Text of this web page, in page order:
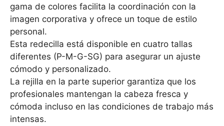
gama de colores facilita la coordinación con la
imagen corporativa y ofrece un toque de estilo
personal.
Esta redecilla está disponible en cuatro tallas
diferentes (P-M-G-SG) para asegurar un ajuste
cómodo y personalizado.
La rejilla en la parte superior garantiza que los
profesionales mantengan la cabeza fresca y
cómoda incluso en las condiciones de trabajo más
intensas.